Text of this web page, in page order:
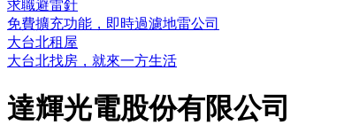
求職避雷針
免費擴充功能，即時過濾地雷公司
大台北租屋
大台北找房，就來一方生活
達輝光電股份有限公司